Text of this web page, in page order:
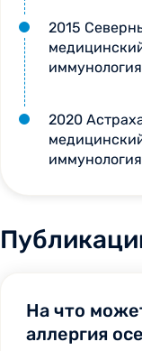
2015
2020
На что
аллергия